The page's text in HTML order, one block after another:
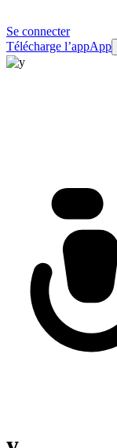
Se connecter
Télécharge l’appApp